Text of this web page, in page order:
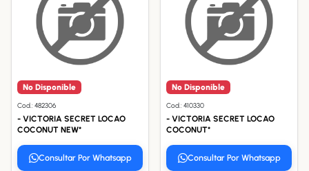
No Disponible
Cod.: 482306
- VICTORIA SECRET LOCAO
COCONUT NEW*
Consultar Por Whatsapp
No Disponible
Cod.: 410330
- VICTORIA SECRET LOCAO
COCONUT*
Consultar Por Whatsapp